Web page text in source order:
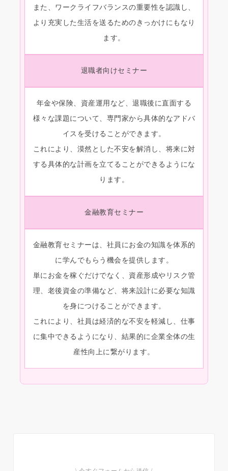
また、ワークライフバランスの重要性を認識し、
より充実した生活を送るためのきっかけにもなり
ます。
退職者向けセミナー
年金や保険、資産運用など、退職後に直面する
様々な課題について、専門家から具体的なアドバ
イスを受けることができます。
これにより、漠然とした不安を解消し、将来に対
する具体的な計画を立てることができるようにな
ります。
金融教育セミナー
金融教育セミナーは、社員にお金の知識を体系的
に学んでもらう機会を提供します。
単にお金を稼ぐだけでなく、資産形成やリスク管
理、老後資金の準備など、将来設計に必要な知識
を身につけることができます。
これにより、社員は経済的な不安を軽減し、仕事
に集中できるようになり、結果的に企業全体の生
産性向上に繋がります。